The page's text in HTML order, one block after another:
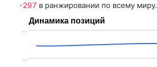
-297 в ранжировании по всему миру.
Динамика позиций
…
…